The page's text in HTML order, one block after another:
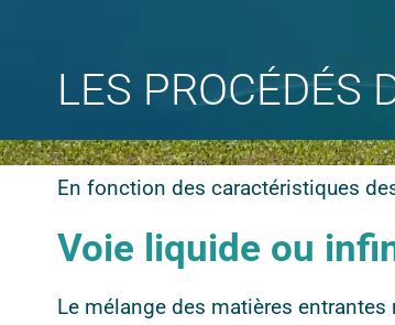
LES PROCÉDÉS
En fonction des caractéristiques
Voie liquide ou
Le mélange des matières